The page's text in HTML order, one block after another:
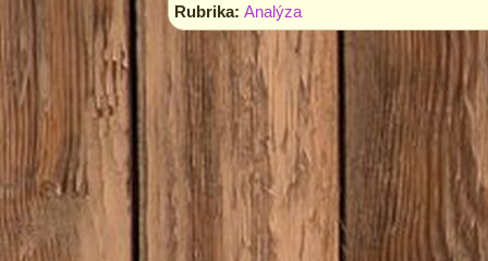
Rubrika: Analýza